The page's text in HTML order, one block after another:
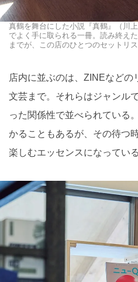
真鶴を舞台にした小説『真鶴』（川
でよく手に取られる一冊。読み終え
までが、この店のひとつのセットリス
店内に並ぶのは、ZINEなどの
文芸まで。それらはジャンル
った関係性で並べられている
かることもあるが、その待つ
楽しむエッセンスになっている